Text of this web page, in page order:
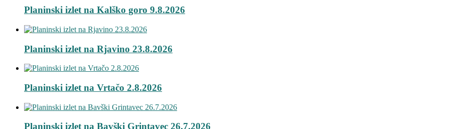
Planinski izlet na Kalško goro 9.8.2026
Planinski izlet na Rjavino 23.8.2026
Planinski izlet na Vrtačo 2.8.2026
Planinski izlet na Bavški Grintavec 26.7.2026